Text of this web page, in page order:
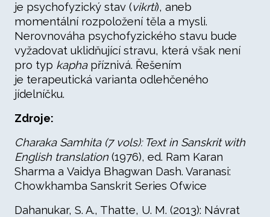
je psychofyzický stav (vikrti), aneb
momentální rozpoložení těla a mysli.
Nerovnováha psychofyzického stavu bude
vyžadovat uklidňující stravu, která však není
pro typ kapha příznivá. Řešením
je terapeutická varianta odlehčeného
jídelníčku.
Zdroje:
Charaka Samhita (7 vols): Text in Sanskrit with
English translation (1976), ed. Ram Karan
Sharma a Vaidya Bhagwan Dash. Varanasi:
Chowkhamba Sanskrit Series Ofwice
Dahanukar, S. A., Thatte, U. M. (2013): Návrat